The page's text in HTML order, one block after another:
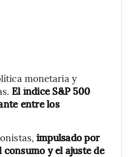
monetaria y
El índice S&P 500
entre los
impulsado por
y el ajuste de